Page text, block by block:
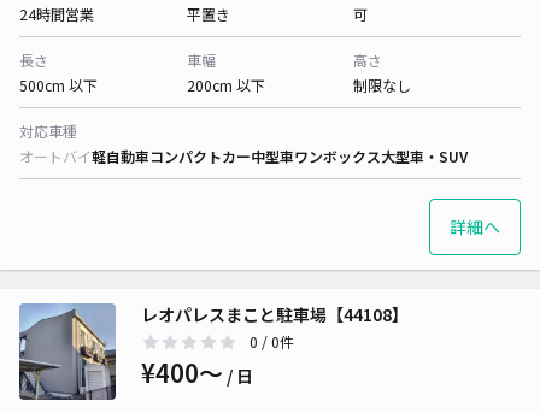
24時間営業
平置き
可
長さ
500cm 以下
車幅
200cm 以下
高さ
制限なし
対応車種
オートバイ軽自動車コンパクトカー中型車ワンボックス大型車・SUV
詳細へ
レオパレスまこと駐車場【44108】
0 / 0件
¥400〜 / 日